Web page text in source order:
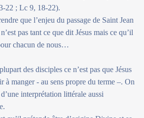
22 ; Lc 9, 18-22).
que l’enjeu du passage de Saint Jean
pas tant ce que dit Jésus mais ce qu’il
chacun de nous…
des disciples ce n’est pas que Jésus
à manger - au sens propre du terme –. On
interprétation littérale aussi